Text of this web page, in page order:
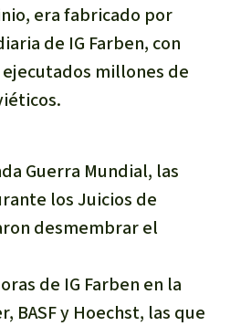
era fabricado por
de IG Farben, con
millones de
Guerra Mundial, las
los Juicios de
desmembrar el
de IG Farben en la
BASF y Hoechst, las que